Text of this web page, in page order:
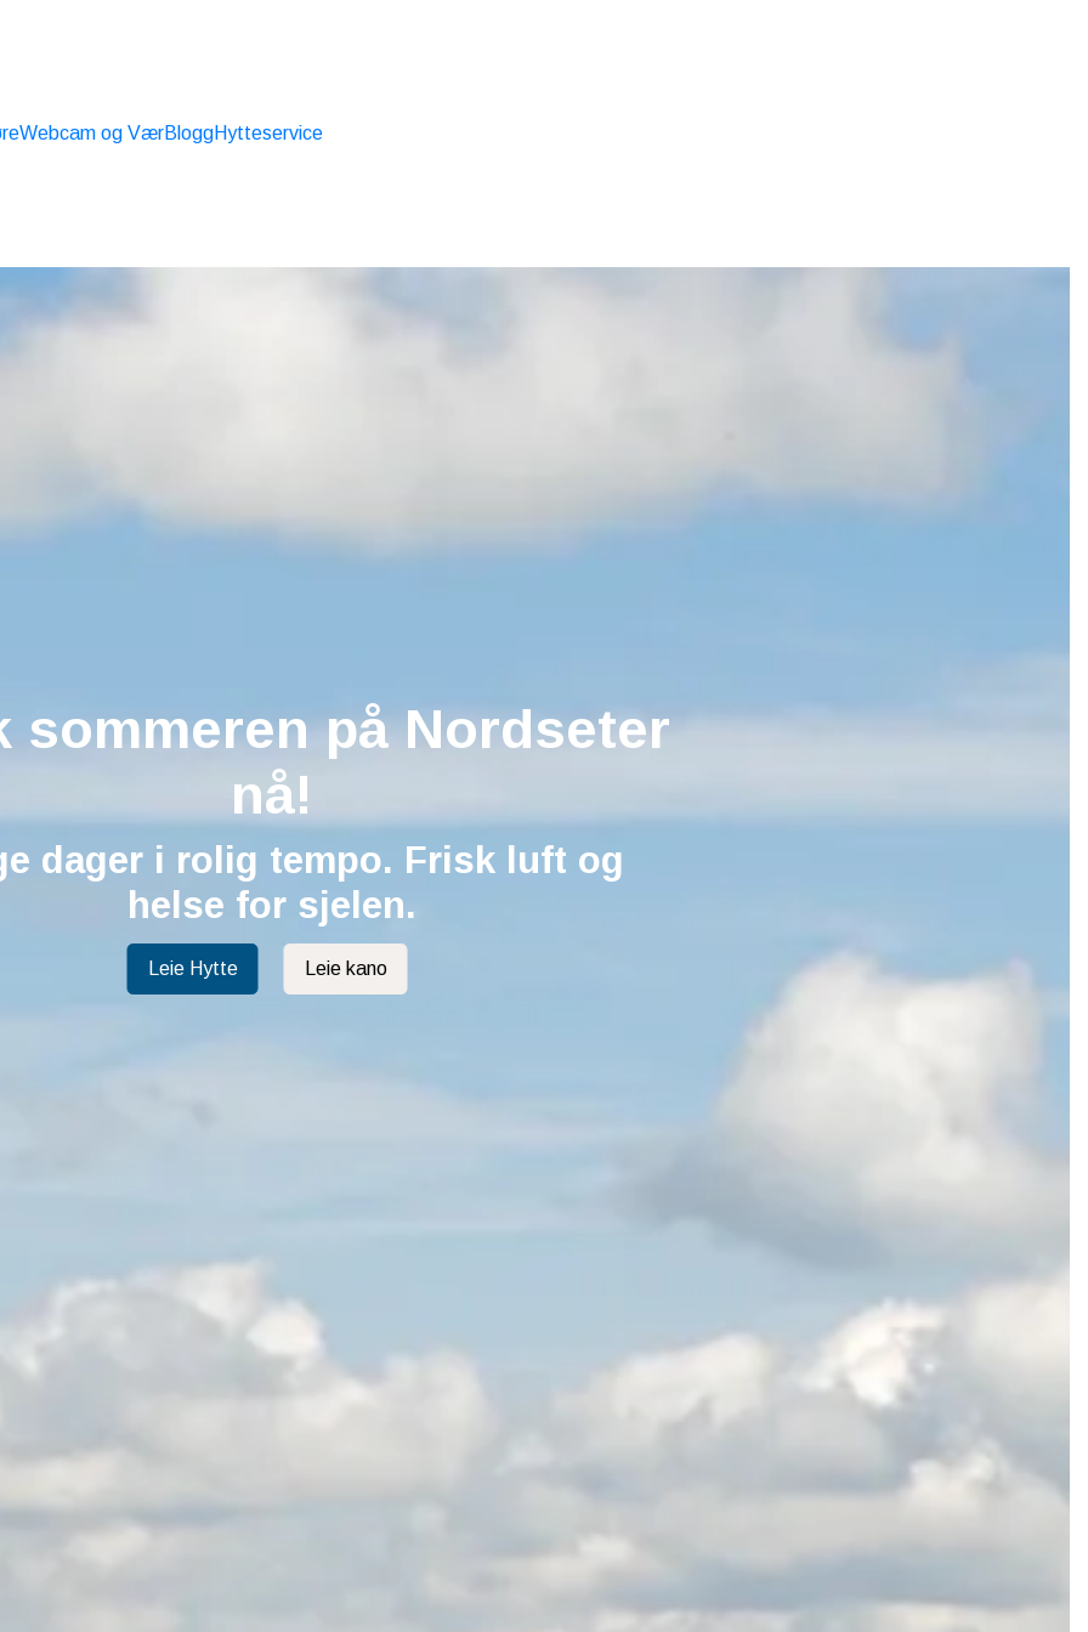
Webcam og VærBloggHytteservice
sommeren på Nordseter
nå!
dager i rolig tempo. Frisk luft og
helse for sjelen.
Leie Hytte Leie kano
åpen!
11 døgn i julen og få 15 % i rabatt!